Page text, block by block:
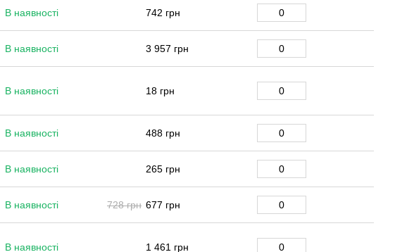
В наявності 742 грн
В наявності 3 957 грн
В наявності 18 грн
В наявності 488 грн
В наявності 265 грн
В наявності 728 грн 677 грн
В наявності 1 461 грн